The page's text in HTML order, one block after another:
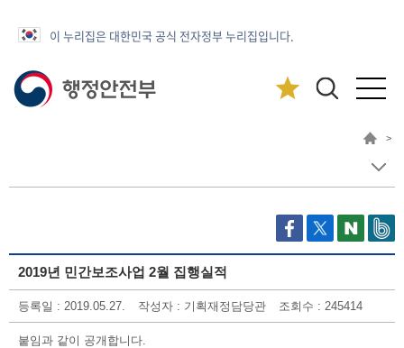
이 누리집은 대한민국 공식 전자정부 누리집입니다.
>
2019년 민간보조사업 2월 집행실적
등록일 : 2019.05.27. 작성자 : 기획재정담당관 조회수 : 245414
붙임과 같이 공개합니다.